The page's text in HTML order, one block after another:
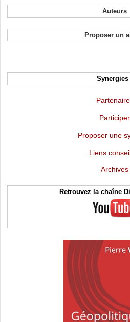
Auteurs
Proposer un
Synergies
Participer
Proposer une
Liens
Archives
Retrouvez la chaîne